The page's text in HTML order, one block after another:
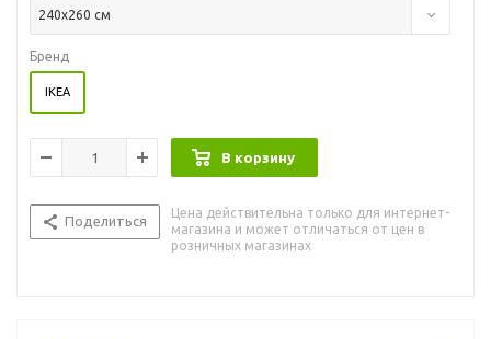
240x260 см
Бренд
IKEA
В корзину
Поделиться
Цена действительна только для интернет-
магазина и может отличаться от цен в
розничных магазинах